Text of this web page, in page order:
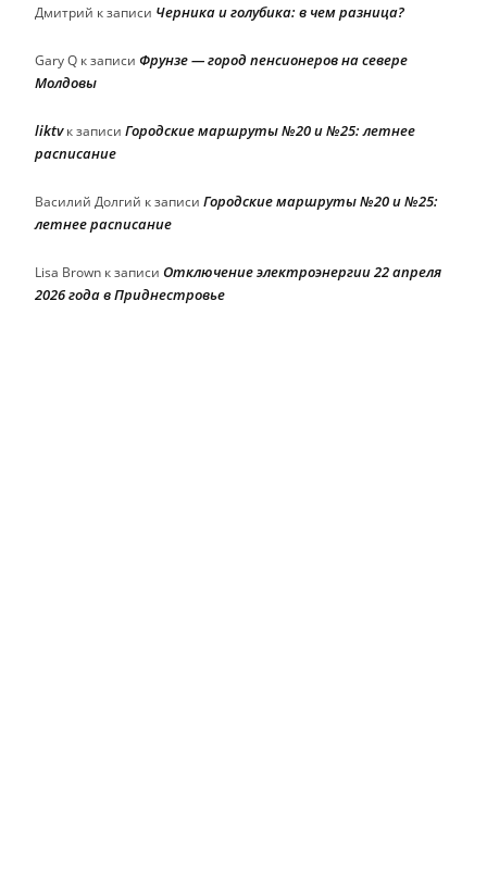
Дмитрий к записи Черника и голубика: в чем разница?
Gary Q к записи Фрунзе — город пенсионеров на севере
Молдовы
liktvк записи Городские маршруты №20 и №25: летнее
расписание
Василий Долгий к записи Городские маршруты №20 и №25:
летнее расписание
Lisa Brown к записи Отключение электроэнергии 22 апреля
2026 года в Приднестровье